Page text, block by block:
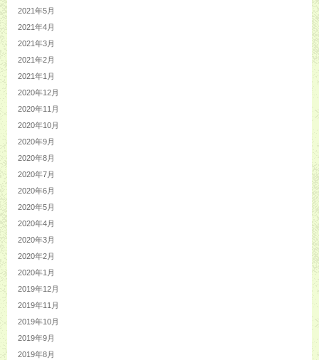
2021年5月
2021年4月
2021年3月
2021年2月
2021年1月
2020年12月
2020年11月
2020年10月
2020年9月
2020年8月
2020年7月
2020年6月
2020年5月
2020年4月
2020年3月
2020年2月
2020年1月
2019年12月
2019年11月
2019年10月
2019年9月
2019年8月